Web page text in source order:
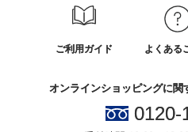
ご利用ガイド よくある
オンラインショッピングに関
0120-